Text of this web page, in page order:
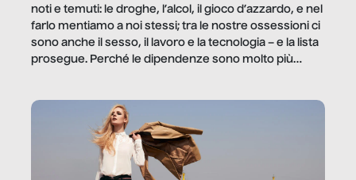
noti e temuti: le droghe, l’alcol, il gioco d’azzardo, e nel
farlo mentiamo a noi stessi; tra le nostre ossessioni ci
sono anche il sesso, il lavoro e la tecnologia – e la lista
prosegue. Perché le dipendenze sono molto più
trae un guadagno. In questo reportage vediamo
quale e come.